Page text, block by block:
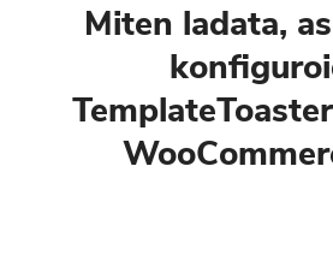
Miten ladata,